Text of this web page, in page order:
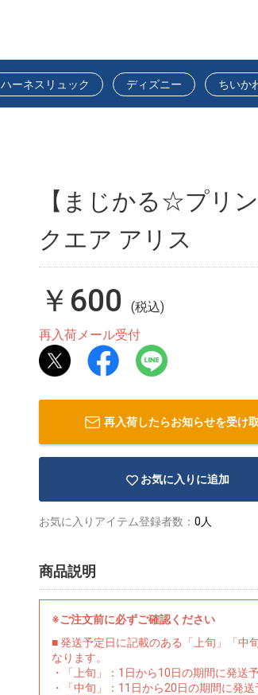
ハーネスリュック ディズニー ちいか
【まじかる☆プリ
クエア アリス
￥600
(税込)
再入荷メール受付
再入荷したらお知らせを受け
お気に入りに追加
お気に入りアイテム登録者数： 0人
商品説明
※ご注文前に必ずご確認ください
■ 発送予定日に記載のある「上旬」「中
なります。
・「上旬」：1日から10日の期間に発送
・「中旬」：11日から20日の期間に発送